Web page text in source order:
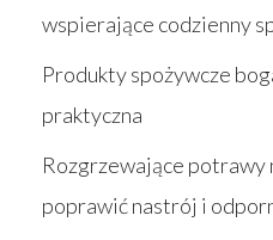
wspierające codzienny
Produkty spożywcze
praktyczna
Rozgrzewające potrawy
poprawić nastrój i